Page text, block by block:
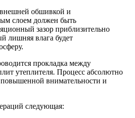
обшивкой и
слоем должен быть
зазор приблизительно
лишняя влага будет
прокладка между
утеплителя. Процесс абсолютно
внимательности и
следующая: